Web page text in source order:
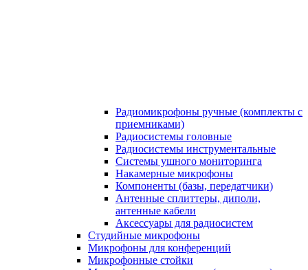
Радиомикрофоны ручные (комплекты с
приемниками)
Радиосистемы головные
Радиосистемы инструментальные
Системы ушного мониторинга
Накамерные микрофоны
Компоненты (базы, передатчики)
Антенные сплиттеры, диполи,
антенные кабели
Аксесcуары для радиосистем
Студийные микрофоны
Микрофоны для конференций
Микрофонные стойки